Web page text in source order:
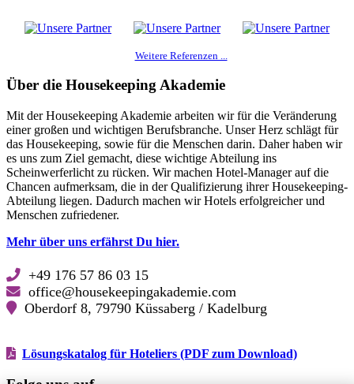
Weitere Referenzen ...
Über die Housekeeping Akademie
Mit der Housekeeping Akademie arbeiten wir für die Veränderung
einer großen und wichtigen Berufsbranche. Unser Herz schlägt für
das Housekeeping, sowie für die Menschen darin. Daher haben wir
es uns zum Ziel gemacht, diese wichtige Abteilung ins
Scheinwerferlicht zu rücken. Wir machen Hotel-Manager auf die
Chancen aufmerksam, die in der Qualifizierung ihrer Housekeeping-
Abteilung liegen. Dadurch machen wir Hotels erfolgreicher und
Menschen zufriedener.
Mehr über uns erfährst Du hier.
+49 176 57 86 03 15
office@housekeepingakademie.com
Oberdorf 8, 79790 Küssaberg / Kadelburg
Lösungskatalog für Hoteliers (PDF zum Download)